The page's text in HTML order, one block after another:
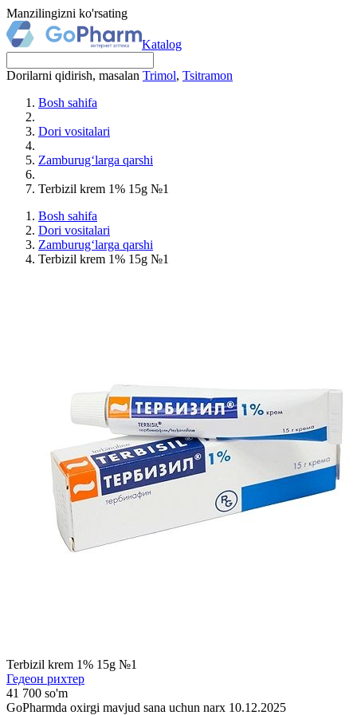
Manzilingizni ko'rsating
Katalog
Dorilarni qidirish, masalan Trimol, Tsitramon
Bosh sahifa
Dori vositalari
Zamburug‘larga qarshi
Terbizil krem 1% 15g №1
Bosh sahifa
Dori vositalari
Zamburug‘larga qarshi
Terbizil krem 1% 15g №1
Terbizil krem 1% 15g №1
Гедеон рихтер
41 700 so'm
GoPharmda oxirgi mavjud sana uchun narx 10.12.2025